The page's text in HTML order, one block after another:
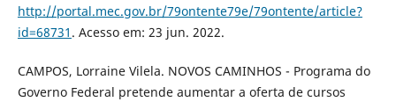
http://portal.mec.gov.br/79ontente79e/79ontente/article?
id=68731 . Acesso em: 23 jun. 2022.
CAMPOS, Lorraine Vilela. NOVOS CAMINHOS - Programa do
Governo Federal pretende aumentar a oferta de cursos